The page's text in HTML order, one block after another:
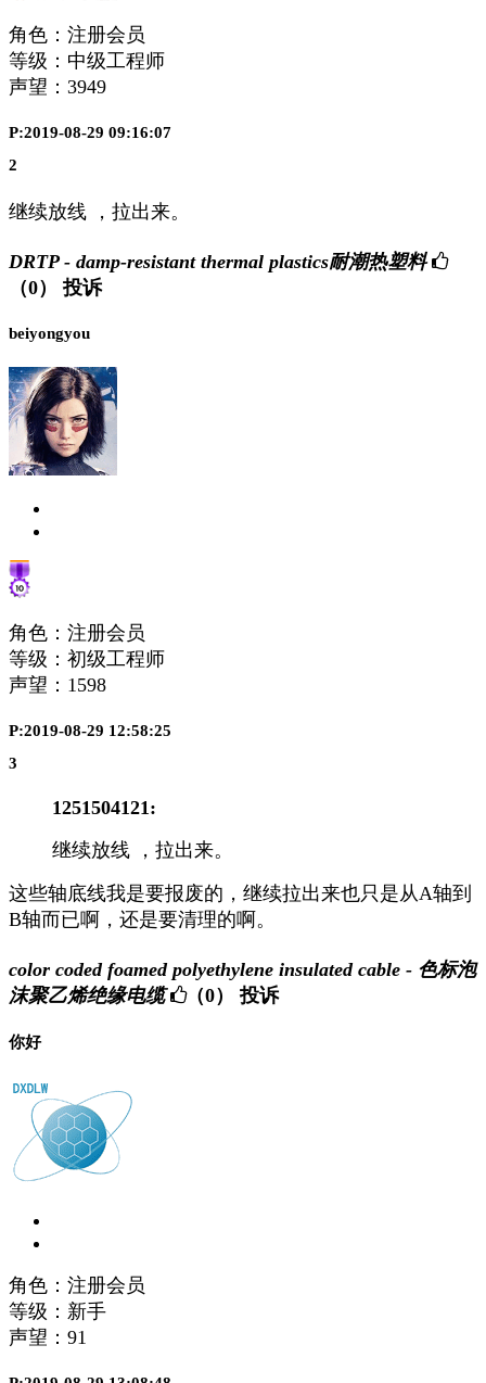
角色：注册会员
等级：中级工程师
声望： 3949
P:2019-08-29 09:16:07
2
继续放线 ，拉出来。
DRTP - damp-resistant thermal plastics耐潮热塑料
（0）
投诉
beiyongyou
角色：注册会员
等级：初级工程师
声望： 1598
P:2019-08-29 12:58:25
3
1251504121:
继续放线 ，拉出来。
这些轴底线我是要报废的，继续拉出来也只是从A轴到
B轴而已啊，还是要清理的啊。
color coded foamed polyethylene insulated cable - 色标泡
沫聚乙烯绝缘电缆
（0） 投诉
你好
角色：注册会员
等级：新手
声望： 91